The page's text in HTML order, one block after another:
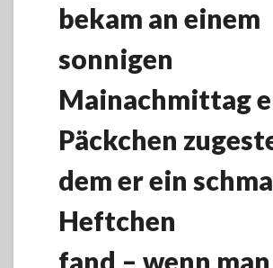
bekam an einem
sonnigen
Mainachmittag
Päckchen
dem er ein
Heftchen
fand – wenn man